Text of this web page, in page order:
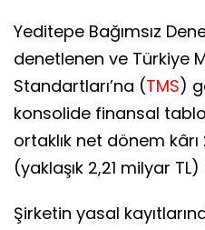
Yeditepe Bağımsız
denetlenen ve Türkiye
Standartları’na (TMS)
konsolide finansal
ortaklık net dönem kârı
(yaklaşık 2,21 milyar
Şirketin yasal